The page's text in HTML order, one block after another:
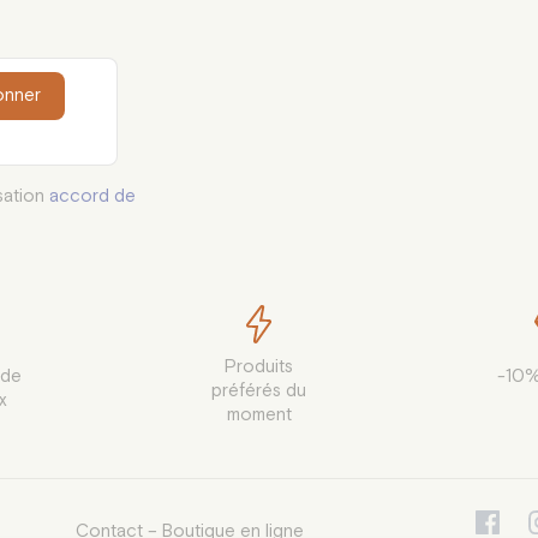
accord de
Produits
préférés du
moment
-
Contact – Boutique en ligne